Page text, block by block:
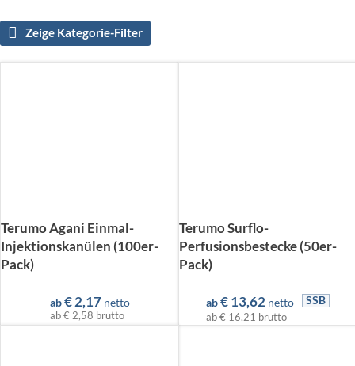
Zeige Kategorie-Filter
Terumo Agani Einmal-
Injektionskanülen (100er-
Pack)
ab €2,17 netto
ab€ 2,58 brutto
Terumo Surflo-
Perfusionsbestecke (50er-
Pack)
ab€13,62 netto
SSB
ab€ 16,21 brutto